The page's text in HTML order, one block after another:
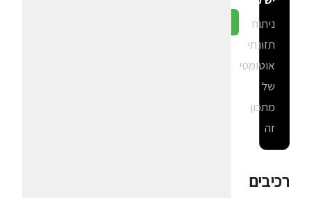
ניתוח
תזונתי
אוטומטי
של
מתכון
זה
רכיבים